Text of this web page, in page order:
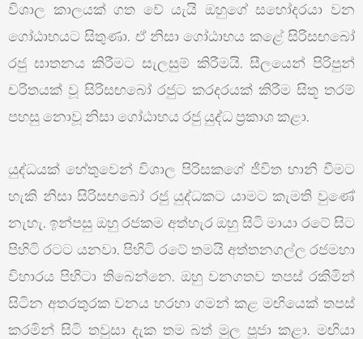
විශාල කාලයක් ගත වේ යැයි ඔහුගේ සහෝදරයා වන
ගෝඨාභයට සිතුණා. ඒ නිසා ගෝඨාභය කළේ සිරිසඟබෝ
රජු ඝාතනය කිරීමට සැලසුම් කිරීමයි. සීලයෙන් පිරිපුන්
චරිතයක් වූ සිරිසඟබෝ රජුට කරදරයක් කිරීම සිතූ තරම්
පහසු නොවූ නිසා ගෝඨාභය රජු යුද්ධ ප්‍රකාශ කළා.
යුද්ධයක් හේතුවෙන් විශාල පිරිසකගේ ජීවිත හානි වීමට
හැකි නිසා සිරිසඟබෝ රජු යුද්ධකට යාමට කැමති වුණේ
නැහැ. ඉන්පසු ඔහු රජකම අත්හැර ඔහු සිටි මායා රටේ සිට
පිහිටි රටට යනවා. පිහිටි රටේ තමයි අත්තනගල්ල රජමහා
විහාරය පිහිටා තිබෙන්නෙ. ඔහු වනගතව තපස් රකිමින්
සිටින අතරතුරක වනය හරහා ගමන් කළ මඟියෙක් තපස්
කරමින් සිටි තවුසා දැක තම බත් මුල පූජා කළා. මඟියා